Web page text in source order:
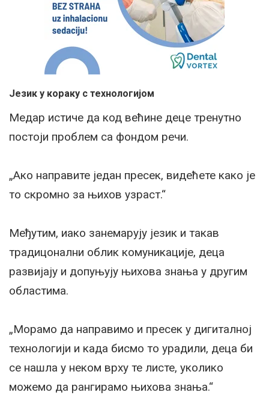
Језик у кораку с технологијом
Медар истиче да код већине деце тренутно
постоји проблем са фондом речи.
„Ако направите један пресек, видећете како је
то скромно за њихов узраст.“
Међутим, иако занемарују језик и такав
традицонални облик комуникације, деца
развијају и допуњују њихова знања у другим
областима.
„Морамо да направимо и пресек у дигиталној
технологији и када бисмо то урадили, деца би
се нашла у неком врху те листе, уколико
можемо да рангирамо њихова знања.“